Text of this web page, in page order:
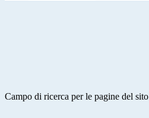
Campo di ricerca per le pagine del sito